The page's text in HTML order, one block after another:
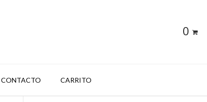
0
CONTACTO CARRITO